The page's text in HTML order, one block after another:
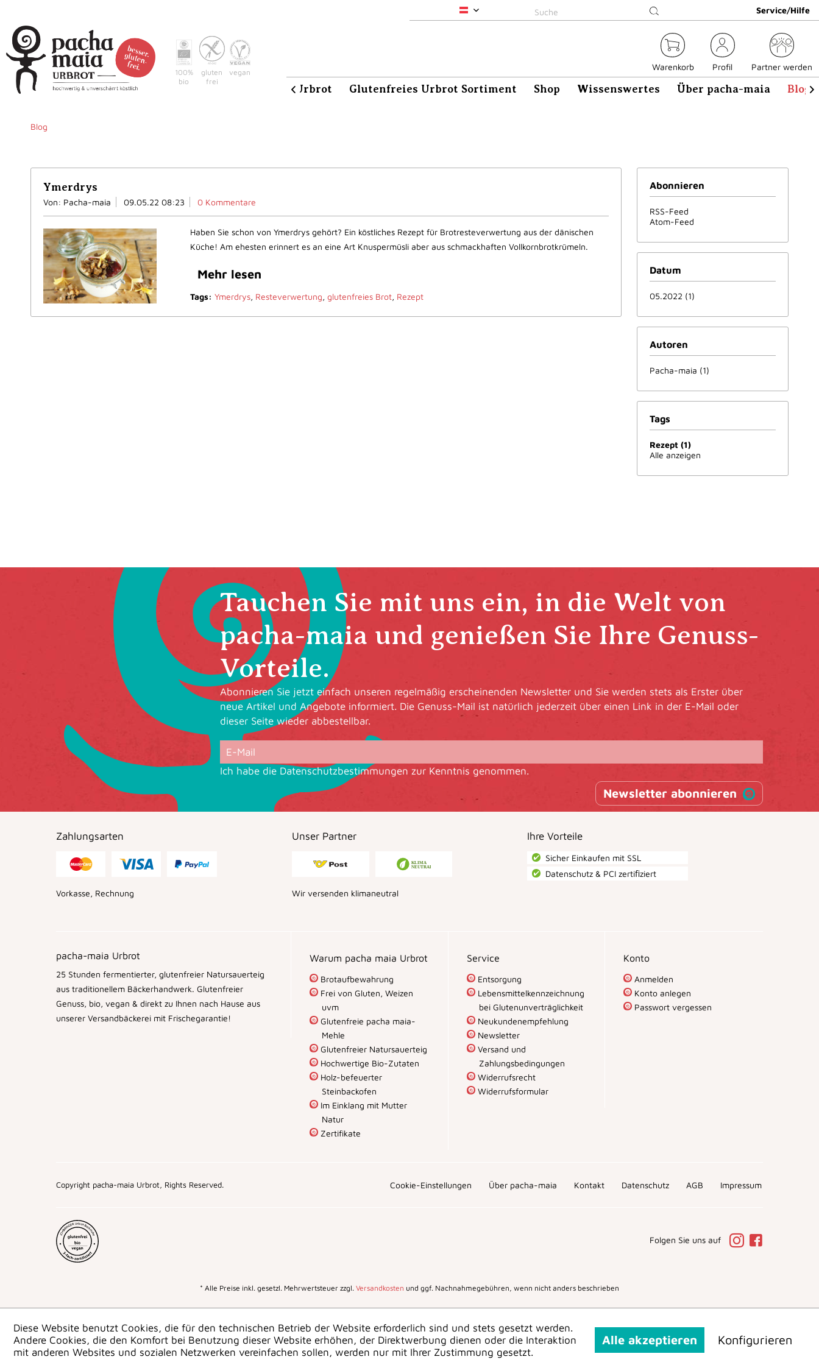
pacha-maia Service/Hilfe
100%
bio
gluten
frei
vegan
Warenkorb Profil Partner werden
Home Warum pacha-maia Urbrot Glutenfreies Urbrot Sortiment Shop Wissenswertes Über pacha-maia Blog
 
Blog
Abonnieren
RSS-Feed
Atom-Feed
Datum
05.2022 (1)
Autoren
Pacha-maia (1)
Tags
Rezept (1)
Alle anzeigen
Ymerdrys
Von: Pacha-maia 09.05.22 08:23 0 Kommentare
Haben Sie schon von Ymerdrys gehört? Ein köstliches Rezept für Brotresteverwertung aus der dänischen
Küche! Am ehesten erinnert es an eine Art Knuspermüsli aber aus schmackhaften Vollkornbrotkrümeln.
Mehr lesen
Tags: Ymerdrys, Resteverwertung,glutenfreies Brot, Rezept
Tauchen Sie mit uns ein, in die Welt von
pacha-maia und genießen Sie Ihre Genuss-
Vorteile.
Abonnieren Sie jetzt einfach unseren regelmäßig erscheinenden Newsletter und Sie werden stets als Erster über
neue Artikel und Angebote informiert. Die Genuss-Mail ist natürlich jederzeit über einen Link in der E-Mail oder
dieser Seite wieder abbestellbar.
Ich habe die Datenschutzbestimmungen zur Kenntnis genommen.
Newsletter abonnieren
Zahlungsarten
Vorkasse, Rechnung
Unser Partner
Wir versenden klimaneutral
Ihre Vorteile
Sicher Einkaufen mit SSL
Datenschutz & PCI zertiﬁziert
pacha-maia Urbrot
25 Stunden fermentierter, glutenfreier Natursauerteig
aus traditionellem Bäckerhandwerk. Glutenfreier
Genuss, bio, vegan & direkt zu Ihnen nach Hause aus
unserer Versandbäckerei mit Frischegarantie!
Warum pacha maia Urbrot
Brotaufbewahrung
Frei von Gluten, Weizen
uvm
Glutenfreie pacha maia-
Mehle
Glutenfreier Natursauerteig
Hochwertige Bio-Zutaten
Holz-befeuerter
Steinbackofen
Im Einklang mit Mutter
Natur
Zertifikate
Service
Entsorgung
Lebensmittelkennzeichnung
bei Glutenunverträglichkeit
Neukundenempfehlung
Newsletter
Versand und
Zahlungsbedingungen
Widerrufsrecht
Widerrufsformular
Konto
Anmelden
Konto anlegen
Passwort vergessen
* Alle Preise inkl. gesetzl. Mehrwertsteuer zzgl. Versandkosten und ggf. Nachnahmegebühren, wenn nicht anders beschrieben
Cookie-Einstellungen Über pacha-maia Kontakt Datenschutz AGB Impressum
Copyright pacha-maia Urbrot, Rights Reserved.
Folgen Sie uns auf
Diese Website benutzt Cookies, die für den technischen Betrieb der Website erforderlich sind und stets gesetzt werden.
Andere Cookies, die den Komfort bei Benutzung dieser Website erhöhen, der Direktwerbung dienen oder die Interaktion
mit anderen Websites und sozialen Netzwerken vereinfachen sollen, werden nur mit Ihrer Zustimmung gesetzt.
Alle akzeptieren Konfigurieren